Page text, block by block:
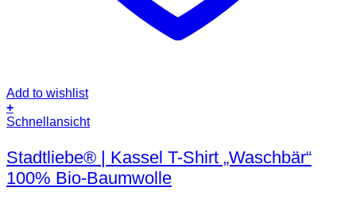
Add to wishlist
+
Dieses
weist
mehrere
Varianten
Schnellansicht
Stadtliebe® | Kassel T-Shirt „Waschbär“
100% Bio-Baumwolle